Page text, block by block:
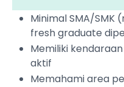
Minimal SMA/SMK
fresh graduate
Memiliki
aktif
Memahami area